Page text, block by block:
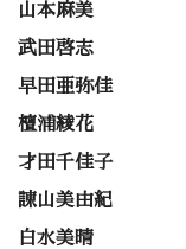
山本麻美
武田啓志
早田亜弥佳
檀浦綾花
才田千佳子
諌山美由紀
白水美晴